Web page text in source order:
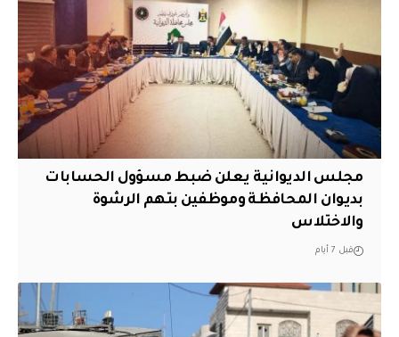
مجلس الديوانية يعلن ضبط مسؤول الحسابات
بديوان المحافظة وموظفين بتهم الرشوة
والاختلاس
قبل 7 أيام